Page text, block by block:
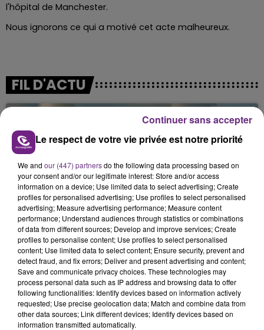
l'hôpital de Manchester.
Nous ignorons ce qui a motivé cet acte malheureux.
FIL D'ACTU
7 août 2026
LA CENTRALE NUCLÉAIRE DE CHOOZ
TOUJOURS À L'ARRÊT
Cela fait déjà une semaine que la centrale
nucléaire ardennaise est à l'arrêt. Une situation
justifiée par la sécheresse intense qui est toujours
présente.
Le respect de votre vie privée est notre priorité
We and our (447) partnersdo the following data processing based on
your consent and/or our legitimate interest: Store and/or access
information on a device; Use limited data to select advertising; Create
profiles for personalised advertising; Use profiles to select personalised
advertising; Measure advertising performance; Measure content
performance; Understand audiences through statistics or combinations
of data from different sources; Develop and improve services; Create
profiles to personalise content; Use profiles to select personalised
content; Use limited data to select content; Ensure security, prevent and
detect fraud, and fix errors; Deliver and present advertising and content;
Save and communicate privacy choices. These technologies may
process personal data such as IP address and browsing data to offer
following functionalities: Identify devices based on information actively
requested; Use precise geolocation data; Match and combine data from
other data sources; Link different devices; Identify devices based on
information transmitted automatically.
Continuer sans accepter